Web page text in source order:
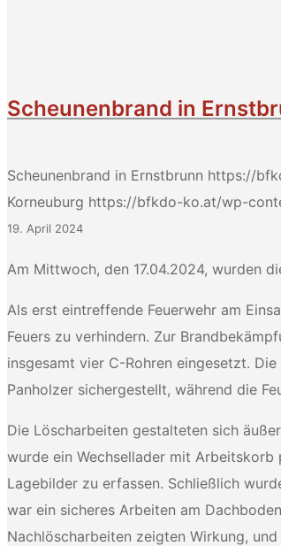
Scheunenbrand in
Scheunenbrand in Ernstbrunn https://
Korneuburg https://bfkdo-ko.at/wp-
19. April 2024
Am Mittwoch, den 17.04.2024, wurden
Als erst eintreffende Feuerwehr am
Feuers zu verhindern. Zur
insgesamt vier C-Rohren eingesetzt.
Panholzer sichergestellt, während die
Die Löscharbeiten gestalteten sich
wurde ein Wechsellader mit
Lagebilder zu erfassen. Schließlich
war ein sicheres Arbeiten am
Nachlöscharbeiten zeigten Wirkung,